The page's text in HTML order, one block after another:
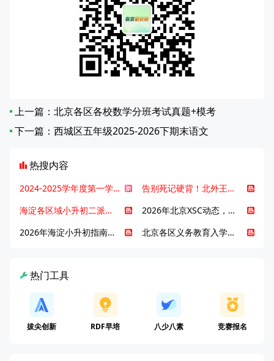
上一篇： 北京各区各校数学分班考试真题+模考
下一篇： 西城区五年级2025-2026下期末语文
热搜内容
2024-2025学年度第一学期北京各区期末考试真题试卷汇总
告别死记硬背！北外王牌精读词汇课，帮孩子突破英语词汇难关
海淀各区域小升初二派全攻略合集！区域一至五志愿填报、升学策略详解
2026年北京XSC动态，持续更新中ing...
2026年海淀小升初指南，一文了解招生政策要点
北京各区义务教育入学咨询电话汇总，25年小升初家长提前收藏
热门工具
拔尖创新 RDF早培 八少八素 竞赛报名